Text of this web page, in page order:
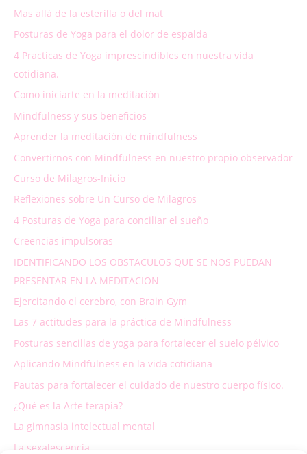
Mas allá de la esterilla o del mat
Posturas de Yoga para el dolor de espalda
4 Practicas de Yoga imprescindibles en nuestra vida
cotidiana.
Como iniciarte en la meditación
Mindfulness y sus beneficios
Aprender la meditación de mindfulness
Convertirnos con Mindfulness en nuestro propio observador
Curso de Milagros-Inicio
Reflexiones sobre Un Curso de Milagros
4 Posturas de Yoga para conciliar el sueño
Creencias impulsoras
IDENTIFICANDO LOS OBSTACULOS QUE SE NOS PUEDAN
PRESENTAR EN LA MEDITACION
Ejercitando el cerebro, con Brain Gym
Las 7 actitudes para la práctica de Mindfulness
Posturas sencillas de yoga para fortalecer el suelo pélvico
Aplicando Mindfulness en la vida cotidiana
Pautas para fortalecer el cuidado de nuestro cuerpo físico.
¿Qué es la Arte terapia?
La gimnasia intelectual mental
La sexalescencia